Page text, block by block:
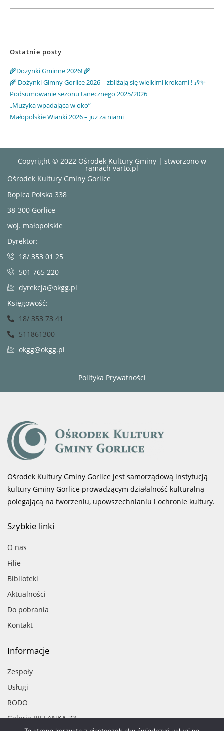
Ostatnie posty
🌾Dożynki Gminne 2026! 🌾
🌾 Dożynki Gimny Gorlice 2026 – zbliżają się wielkimi krokami ! 🎶✨
Podsumowanie sezonu tanecznego 2025/2026
„Muzyka wpadająca w oko”
Małopolskie Wianki 2026 – już za niami
Copyright © 2022 Ośrodek Kultury Gminy | stworzono w
ramach varto.pl
Ośrodek Kultury Gminy Gorlice
Ropica Polska 338
38-300 Gorlice
woj. małopolskie
Dyrektor:
18/ 353 01 25
501 765 220
dyrekcja@okgg.pl
Księgowość:
18/ 353 73 41
511861300
okgg@okgg.pl
Polityka Prywatności
Ośrodek Kultury Gminy Gorlice jest samorządową instytucją
kultury Gminy Gorlice prowadzącym działalność kulturalną
polegającą na tworzeniu, upowszechnianiu i ochronie kultury.
Szybkie linki
O nas
Filie
Biblioteki
Aktualności
Do pobrania
Kontakt
Informacje
Zespoły
Usługi
RODO
Galeria BIELANKA 73